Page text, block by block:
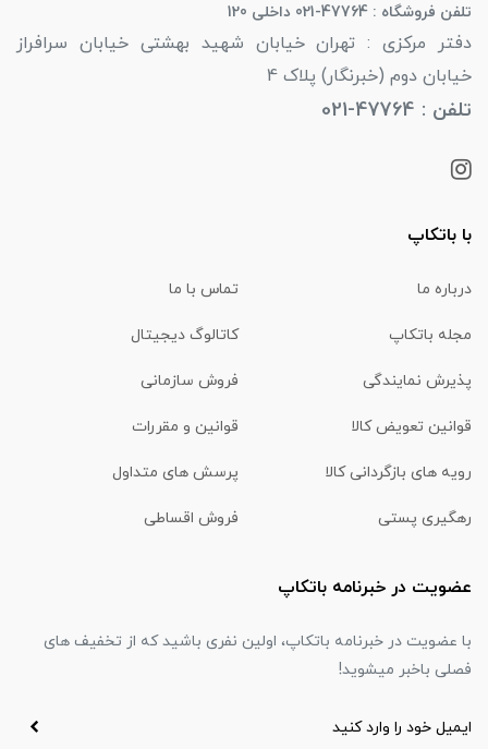
تلفن فروشگاه : 47764-021 داخلی 120
دفتر مرکزی : تهران خیابان شهید بهشتی خیابان سرافراز
خیابان دوم (خبرنگار) پلاک 4
تلفن : 47764-021
با باتکاپ
درباره ما تماس با ما
مجله باتکاپ کاتالوگ دیجیتال
پذیرش نمایندگی فروش سازمانی
قوانین تعویض کالا قوانین و مقررات
رویه های بازگردانی کالا پرسش های متداول
رهگیری پستی فروش اقساطی
عضویت در خبرنامه باتکاپ
با عضویت در خبرنامه باتکاپ، اولین نفری باشید که از تخفیف های
فصلی باخبر میشوید!